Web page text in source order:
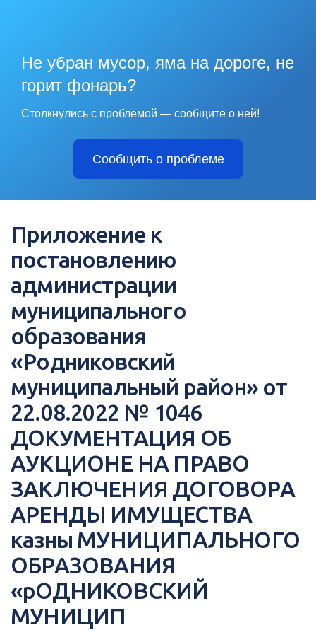
Не убран мусор, яма на дороге, не
горит фонарь?
Столкнулись с проблемой — сообщите о ней!
Сообщить о проблеме
Приложение к
постановлению
администрации
муниципального
образования
«Родниковский
муниципальный район» от
22.08.2022 № 1046
ДОКУМЕНТАЦИЯ ОБ
АУКЦИОНЕ НА ПРАВО
ЗАКЛЮЧЕНИЯ ДОГОВОРА
АРЕНДЫ ИМУЩЕСТВА
казны МУНИЦИПАЛЬНОГО
ОБРАЗОВАНИЯ
«рОДНИКОВСКИЙ
МУНИЦИП